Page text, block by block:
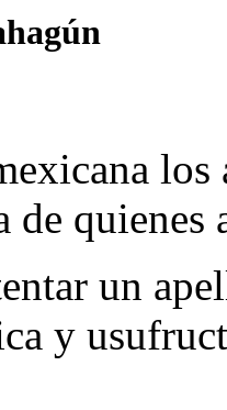
los
de quienes
un
y